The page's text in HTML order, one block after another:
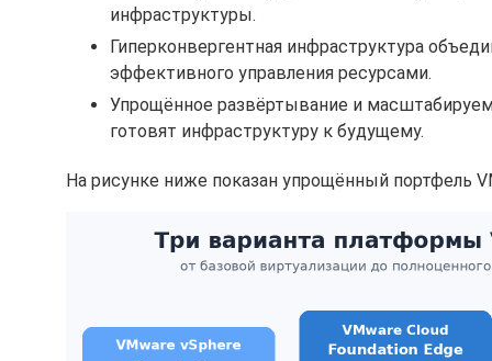
инфраструктуры.
Гиперконвергентная инфраструктура
эффективного управления ресурсами.
Упрощённое развёртывание и
готовят инфраструктуру к будущему.
На рисунке ниже показан упрощённый портфель